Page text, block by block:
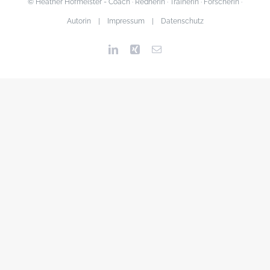
© Heather Hofmeister - Coach · Rednerin · Trainerin · Forscherin ·
Autorin | Impressum| Datenschutz
LinkedInXing Email